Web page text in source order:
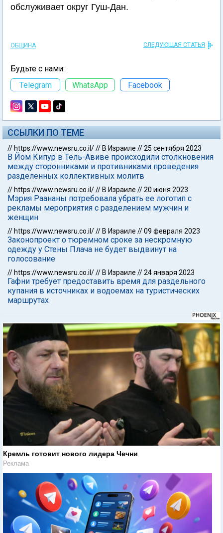
обслуживает округ Гуш-Дан.
ОБЩИНА СЛЕДУЮЩАЯ СТАТЬЯ
Будьте с нами:
Telegram
WhatsApp Facebook
ССЫЛКИ ПО ТЕМЕ
// https://www.newsru.co.il/// В Израиле //25 сентября 2023
В Йом Кипур в Тель-Авиве происходили столкновения
между сторонниками и противниками проведения
разделенных коллективных молитв
// https://www.newsru.co.il/// В Израиле //20 июня 2023
Мэрия Раананы потребовала убрать ее логотип с
рекламы мероприятия с разделением мужчин и
женщин
// https://www.newsru.co.il/// В Израиле //09 февраля 2023
Законопроект о тюремном сроке за нескромную
одежду у Стены Плача не будет выдвинут на
голосование
// https://www.newsru.co.il/// В Израиле //24 января 2023
Гафни требует предоставить время для раздельного
купания в источниках и водоемах на туристических
маршрутах
Кремль готовит нового лидера Чечни
Реклама